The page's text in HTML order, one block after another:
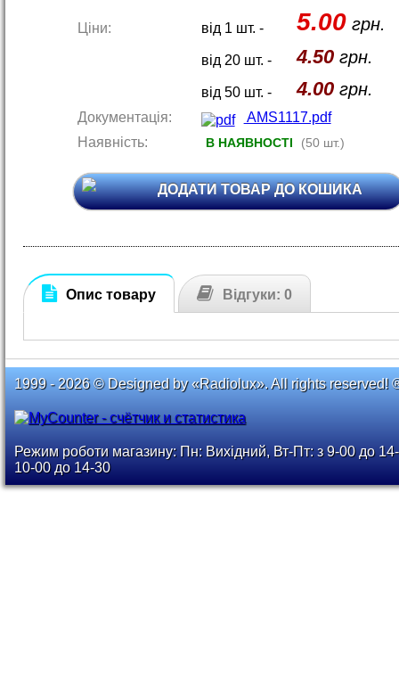
Ціни: від 1 шт. - 5.00грн.
від 20 шт. - 4.50грн.
від 50 шт. - 4.00грн.
Документація:
AMS1117.pdf
Наявність:
В НАЯВНОСТІ (50 шт.)
ДОДАТИ ТОВАР ДО КОШИКА
Опис товару Відгуки: 0
1999 - 2026 © Designed by «Radiolux». All rights reserved!
Режим роботи магазину: Пн: Вихідний, Вт-Пт: з 9-00 до
10-00 до 14-30